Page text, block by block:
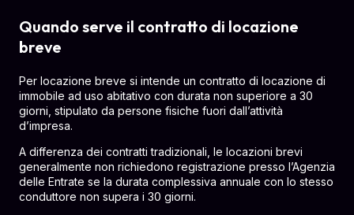
Quando serve il contratto di locazione
breve
Per locazione breve si intende un contratto di locazione di
immobile ad uso abitativo con durata non superiore a 30
giorni, stipulato da persone fisiche fuori dall’attività
d’impresa.
A differenza dei contratti tradizionali, le locazioni brevi
generalmente non richiedono registrazione presso l’Agenzia
delle Entrate se la durata complessiva annuale con lo stesso
conduttore non supera i 30 giorni.